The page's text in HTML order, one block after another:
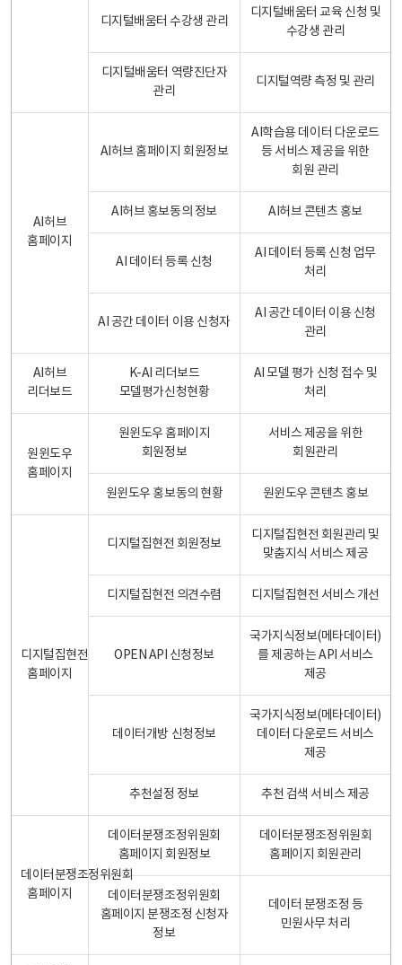
디지털배움터 수강생 관리
디지털배움터 교육 신청 및
수강생 관리
디지털배움터 역량진단자
관리
디지털역량 측정 및 관리
AI허브
홈페이지
AI허브 홈페이지 회원정보
AI학습용 데이터 다운로드
등 서비스 제공을 위한
회원 관리
AI허브 홍보동의 정보 AI허브 콘텐츠 홍보
AI 데이터 등록 신청
AI 데이터 등록 신청 업무
처리
AI 공간 데이터 이용 신청자
AI 공간 데이터 이용 신청
관리
AI허브
리더보드
K-AI 리더보드
모델평가신청현황
AI 모델 평가 신청 접수 및
처리
원윈도우
홈페이지
원윈도우 홈페이지
회원정보
서비스 제공을 위한
회원관리
원윈도우 홍보동의 현황 원윈도우 콘텐츠 홍보
디지털집현전
홈페이지
디지털집현전 회원정보
디지털집현전 회원관리 및
맞춤지식 서비스 제공
디지털집현전 의견수렴 디지털집현전 서비스 개선
OPEN API 신청정보
국가지식정보(메타데이터)
를 제공하는 API 서비스
제공
데이터개방 신청정보
국가지식정보(메타데이터)
데이터 다운로드 서비스
제공
추천설정 정보 추천 검색 서비스 제공
데이터분쟁조정위원회
홈페이지
데이터분쟁조정위원회
홈페이지 회원정보
데이터분쟁조정위원회
홈페이지 회원관리
데이터분쟁조정위원회
홈페이지 분쟁조정 신청자
정보
데이터 분쟁조정 등
민원사무 처리